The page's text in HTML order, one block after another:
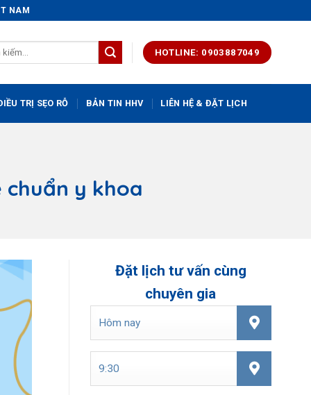
NAM
HOTLINE: 0903887049
TRỊ SẸO RỖ BẢN TIN HHV LIÊN HỆ & ĐẶT LỊCH
y khoa
Đặt lịch tư vấn cùng
chuyên gia